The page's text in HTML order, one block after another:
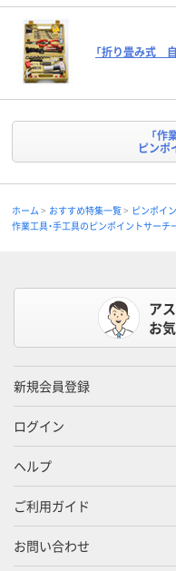
「折り畳み式
「作
ピンポ
ホーム おすすめ特集一覧
ピンポイ
作業工具・手工具のピンポイントサーチ
ア
お
新規会員登録
ログイン
ヘルプ
ご利用ガイド
お問い合わせ